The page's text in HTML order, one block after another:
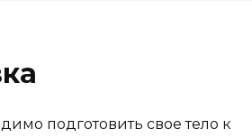
подготовить свое тело к